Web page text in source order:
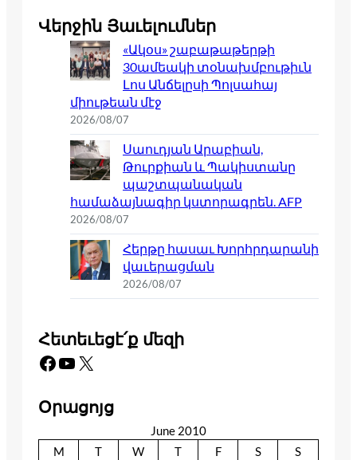
Վերջին Յաւելումներ
«Ակօս» շաբաթաթերթի
30ամեակի տօնախմբութիւն
Լոս Անճելըսի Պոլսահայ
միութեան մէջ
2026/08/07
Սաուդյան Արաբիան,
Թուրքիան և Պակիստանը
պաշտպանական
համաձայնագիր կստորագրեն. AFP
2026/08/07
Հերթը հասաւ Խորհրդարանի
վաւերացման
2026/08/07
Հետեւեցէ՛ք մեզի
Facebook YouTube X
Օրացոյց
June 2010
M
T W T F S
S